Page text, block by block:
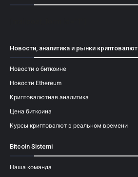
Новости, аналитика и рынки криптовалют
Новости о биткоине
Новости Ethereum
Криптовалютная аналитика
Цена биткоина
Курсы криптовалют в реальном времени
Bitcoin Sistemi
Наша команда